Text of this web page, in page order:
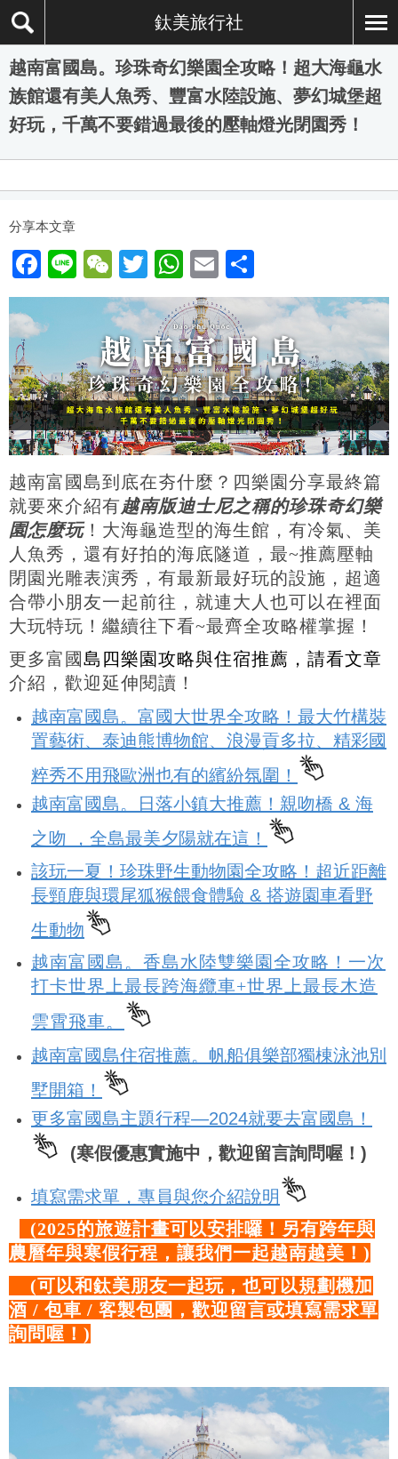
鈦美旅行社
越南富國島。珍珠奇幻樂園全攻略！超大海龜水
族館還有美人魚秀、豐富水陸設施、夢幻城堡超
好玩，千萬不要錯過最後的壓軸燈光閉園秀！
分享本文章
F
a
c
b
o
o
k
Li
n
W
e
C
h
at
T
wi
tt
er
W
h
at
s
A
p
p
E
m
ail
享
越南富國島到底在夯什麼？四樂園分享最終篇
就要來介紹有越南版迪士尼之稱的珍珠奇幻樂
園怎麼玩！大海龜造型的海生館，有冷氣、美
人魚秀，還有好拍的海底隧道，最~推薦壓軸
閉園光雕表演秀，有最新最好玩的設施，超適
合帶小朋友一起前往，就連大人也可以在裡面
大玩特玩！繼續往下看~最齊全攻略權掌握！
更多富國島四樂園攻略與住宿推薦，請看文章
介紹，歡迎延伸閱讀！
越南富國島。富國大世界全攻略！最大竹構裝
置藝術、泰迪熊博物館、浪漫貢多拉、精彩國
粹秀不用飛歐洲也有的繽紛氛圍！
越南富國島。日落小鎮大推薦！親吻橋 & 海
之吻 ，全島最美夕陽就在這！
該玩一夏！珍珠野生動物園全攻略！超近距離
長頸鹿與環尾狐猴餵食體驗 & 搭遊園車看野
生動物
越南富國島。香島水陸雙樂園全攻略！一次
打卡世界上最長跨海纜車+世界上最長木造
雲霄飛車。
越南富國島住宿推薦。帆船俱樂部獨棟泳池別
墅開箱！
更多富國島主題行程—2024就要去富國島！
(寒假優惠實施中，歡迎留言詢問喔！)
填寫需求單，專員與您介紹說明
(2025的旅遊計畫可以安排囉！另有跨年與
農曆年與寒假行程，讓我們一起越南越美！)
(可以和鈦美朋友一起玩，也可以規劃機加
酒 / 包車 / 客製包團，歡迎留言或填寫需求單
詢問喔！)